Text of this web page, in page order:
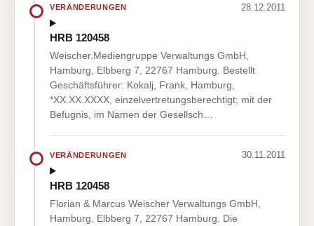
VERÄNDERUNGEN 28.12.2011
HRB 120458
Weischer.Mediengruppe Verwaltungs GmbH,
Hamburg, Elbberg 7, 22767 Hamburg. Bestellt
Geschäftsführer: Kokalj, Frank, Hamburg,
*XX.XX.XXXX, einzelvertretungsberechtigt; mit der
Befugnis, im Namen der Gesellsch…
VERÄNDERUNGEN 30.11.2011
HRB 120458
Florian & Marcus Weischer Verwaltungs GmbH,
Hamburg, Elbberg 7, 22767 Hamburg. Die